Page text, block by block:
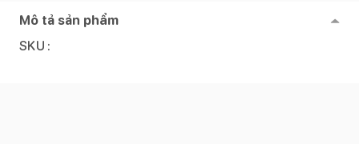
Mô tả sản phẩm
SKU :